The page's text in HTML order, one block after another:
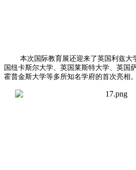
本次国际教育展还迎来了英国利兹大
国纽卡斯尔大学、英国莱斯特大学、英国
霍普金斯大学等多所知名学府的首次亮相。